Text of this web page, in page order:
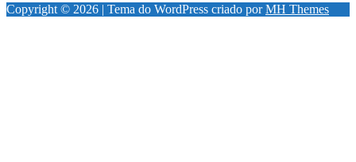
Copyright © 2026 | Tema do WordPress criado porMH Themes